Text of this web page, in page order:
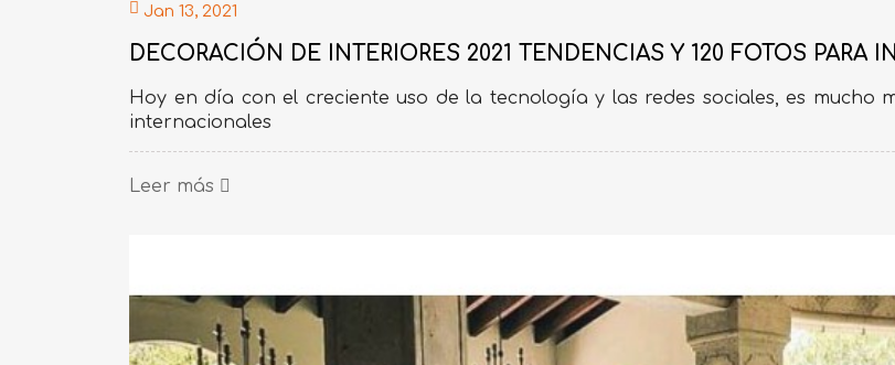
Jan 13, 2021
DECORACIÓN DE INTERIORES 2021 TENDENCIAS Y 120 FOTOS PARA
Hoy en día con el creciente uso de la tecnología y las redes sociales, es mucho
internacionales
Leer más